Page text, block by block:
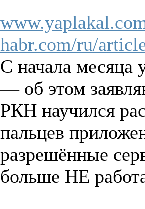
habr.com/ru/
С начала месяца
— об этом
РКН научился
пальцев
разрешённые
больше НЕ